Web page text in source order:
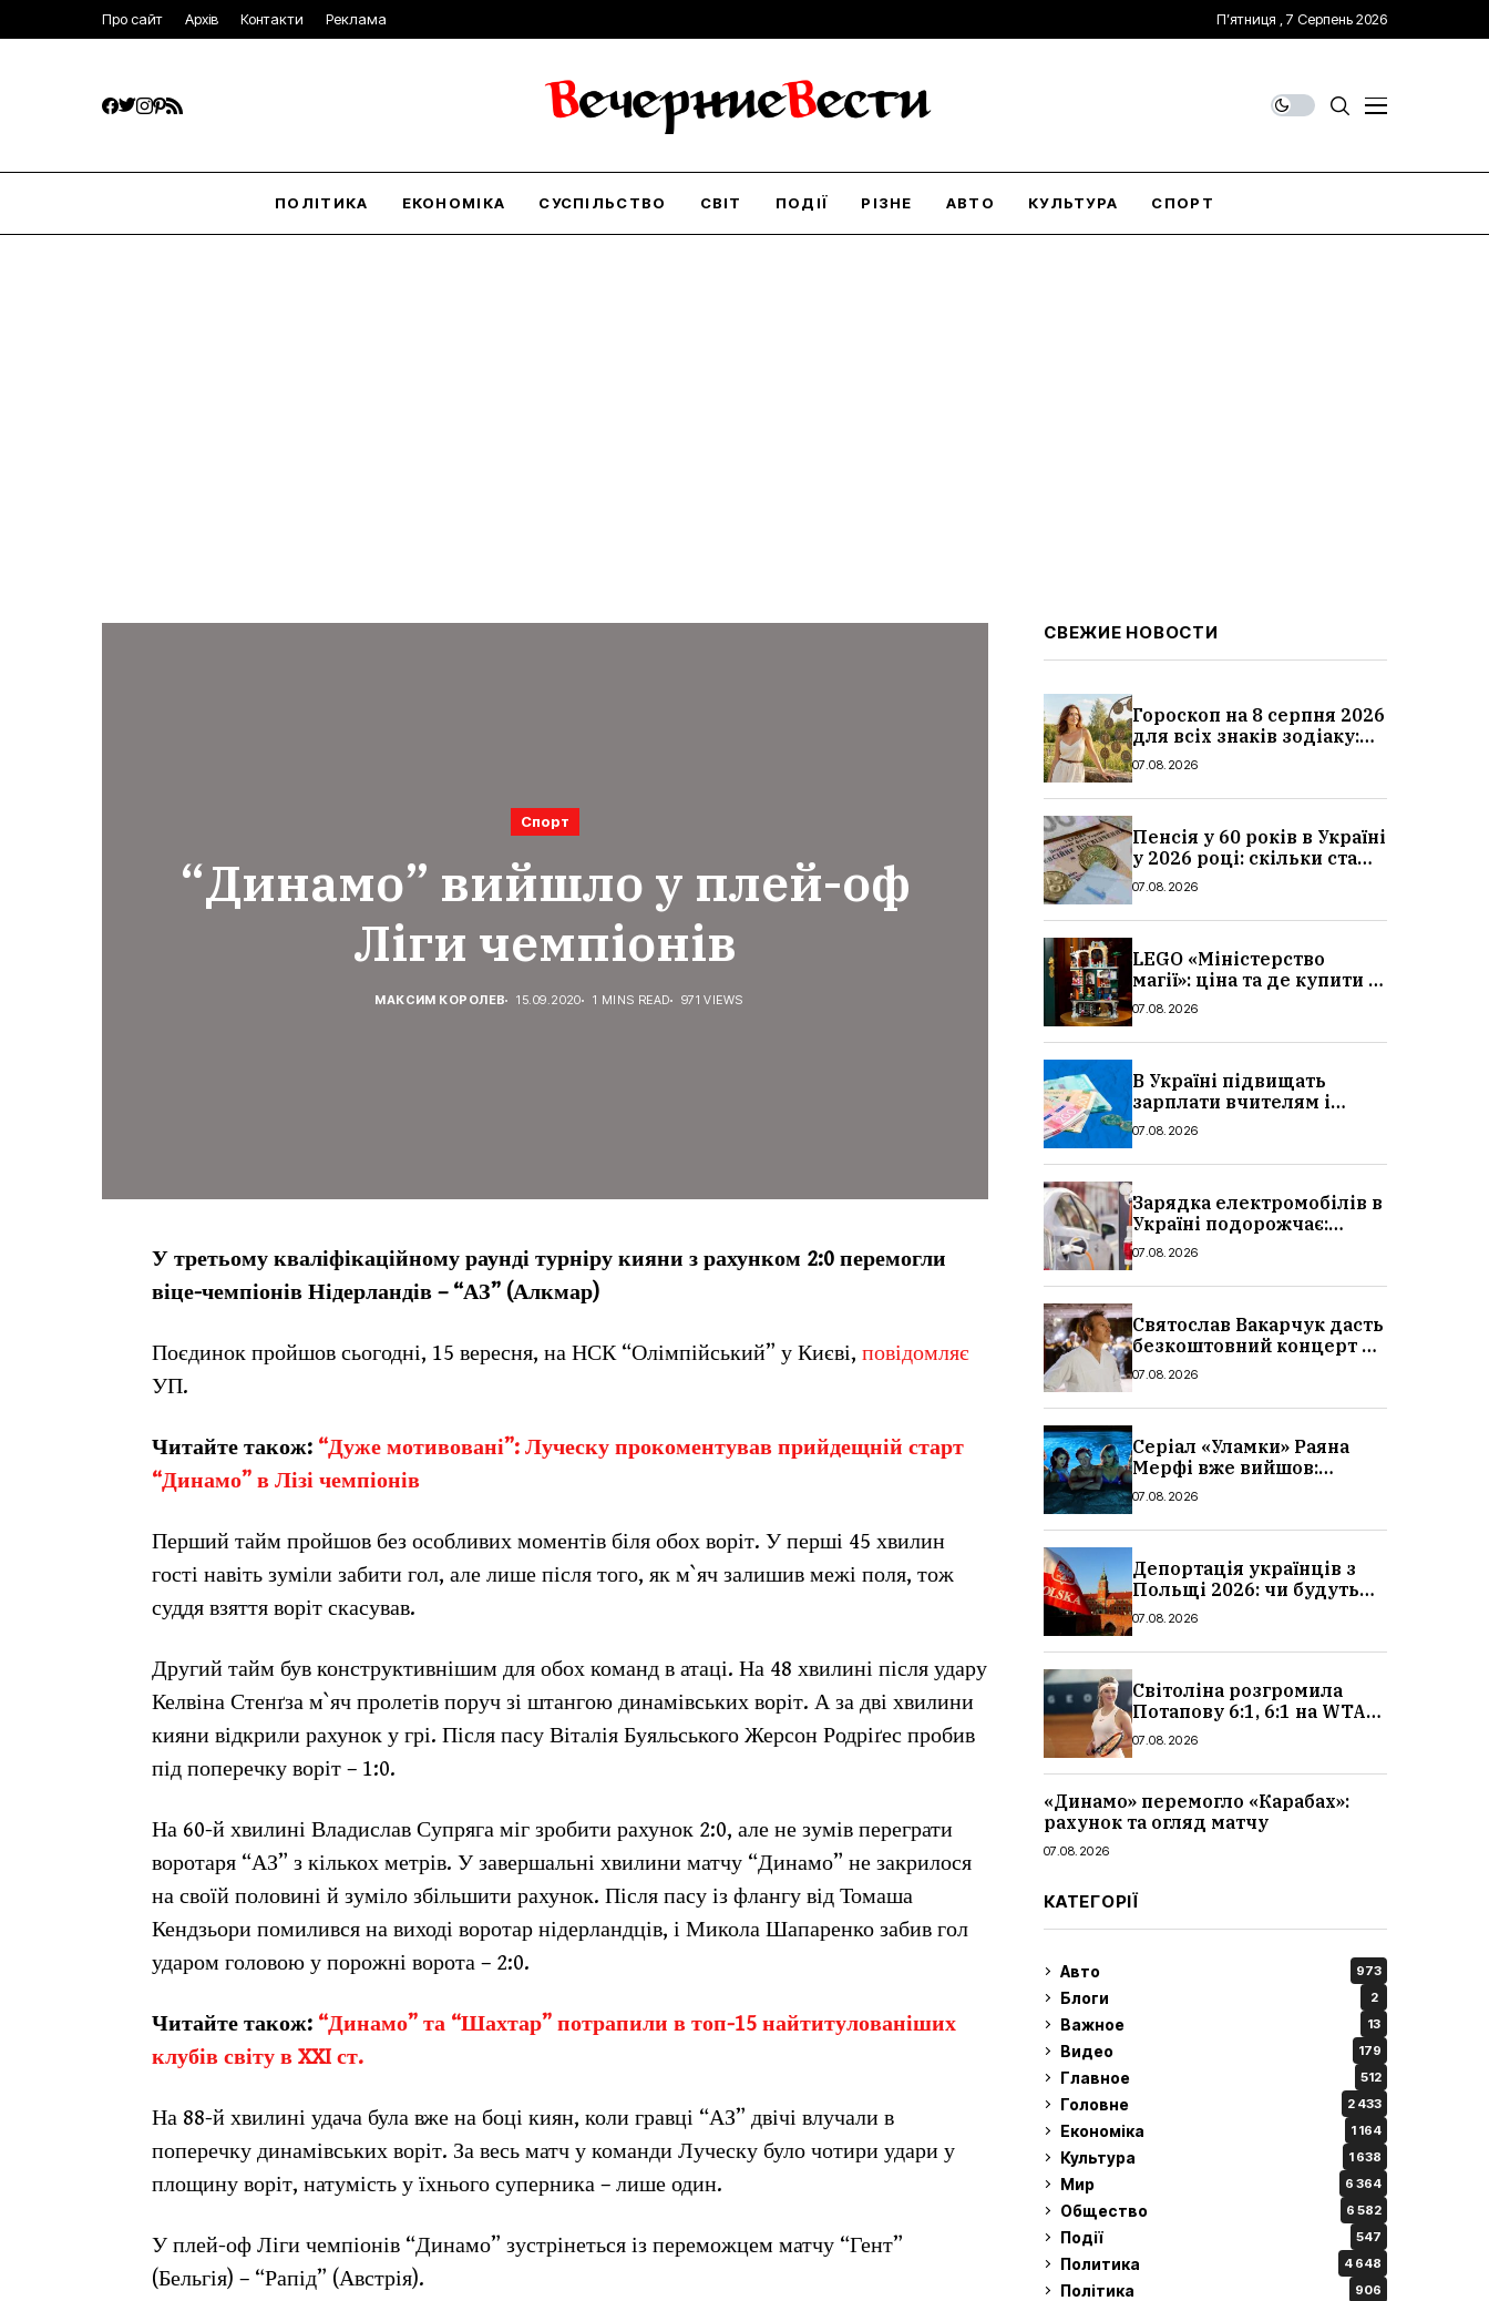
Про сайт Архів Контакти Реклама П’ятниця , 7 Серпень 2026
ПОЛІТИКА ЕКОНОМІКА СУСПІЛЬСТВО СВІТ ПОДІЇ РІЗНЕ АВТО КУЛЬТУРА СПОРТ
Спорт
“Динамо” вийшло у плей-оф
Ліги чемпіонів
МАКСИМ КОРОЛЕВ 15.09.2020 1 MINS READ 971 VIEWS
У третьому кваліфікаційному раунді турніру кияни з рахунком 2:0 перемогли
віце-чемпіонів Нідерландів – “АЗ” (Алкмар)
Поєдинок пройшов сьогодні, 15 вересня, на НСК “Олімпійський” у Києві, повідомляє
УП.
Читайте також: “Дуже мотивовані”: Луческу прокоментував прийдещній старт
“Динамо” в Лізі чемпіонів
Перший тайм пройшов без особливих моментів біля обох воріт. У перші 45 хвилин
гості навіть зуміли забити гол, але лише після того, як м`яч залишив межі поля, тож
суддя взяття воріт скасував.
Другий тайм був конструктивнішим для обох команд в атаці. На 48 хвилині після удару
Келвіна Стенґза м`яч пролетів поруч зі штангою динамівських воріт. А за дві хвилини
кияни відкрили рахунок у грі. Після пасу Віталія Буяльського Жерсон Родріґес пробив
під поперечку воріт – 1:0.
На 60-й хвилині Владислав Супряга міг зробити рахунок 2:0, але не зумів переграти
воротаря “АЗ” з кількох метрів. У завершальні хвилини матчу “Динамо” не закрилося
на своїй половині й зуміло збільшити рахунок. Після пасу із флангу від Томаша
Кендзьори помилився на виході воротар нідерландців, і Микола Шапаренко забив гол
ударом головою у порожні ворота – 2:0.
Читайте також: “Динамо” та “Шахтар” потрапили в топ-15 найтитулованіших
клубів світу в XXI ст.
На 88-й хвилині удача була вже на боці киян, коли гравці “АЗ” двічі влучали в
поперечку динамівських воріт. За весь матч у команди Луческу було чотири удари у
площину воріт, натумість у їхнього суперника – лише один.
У плей-оф Ліги чемпіонів “Динамо” зустрінеться із переможцем матчу “Гент”
(Бельгія) – “Рапід” (Австрія).
СВЕЖИЕ НОВОСТИ
Гороскоп на 8 серпня 2026
для всіх знаків зодіаку:
кохання, гроші та справи
07.08.2026
Пенсія у 60 років в Україні
у 2026 році: скільки стажу
потрібно, умови, кому
07.08.2026
LEGO «Міністерство
магії»: ціна та де купити в
Україні
07.08.2026
В Україні підвищать
зарплати вчителям і
стипендії студентам з 1
суми, розмір
07.08.2026
Зарядка електромобілів в
Україні подорожчає:
причина і нові ціни з
07.08.2026
Святослав Вакарчук дасть
безкоштовний концерт у
Львові: дата і місце
07.08.2026
Серіал «Уламки» Раяна
Мерфі вже вийшов:
сюжет, актори та всі
07.08.2026
Депортація українців з
Польщі 2026: чи будуть
висилати українських
07.08.2026
Світоліна розгромила
Потапову 6:1, 6:1 на WTA
1000 у Торонто
07.08.2026
«Динамо» перемогло «Карабах»:
рахунок та огляд матчу
07.08.2026
КАТЕГОРІЇ
Авто 973
Блоги 2
Важное 13
Видео 179
Главное 512
Головне 2 433
Економіка 1 164
Культура 1 638
Мир 6 364
Общество 6 582
Події 547
Политика 4 648
Політика 906